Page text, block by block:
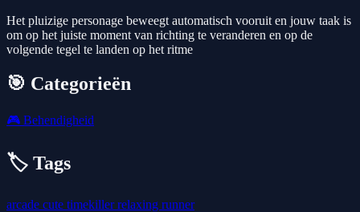
Het pluizige personage beweegt automatisch vooruit en jouw taak is
om op het juiste moment van richting te veranderen en op de
volgende tegel te landen op het ritme
🎯 Categorieën
🎮 Behendigheid
🏷️ Tags
arcade cute timekillerrelaxing runner